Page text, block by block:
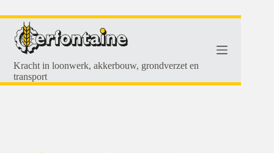
Kracht in loonwerk, akkerbouw, grondverzet en
transport